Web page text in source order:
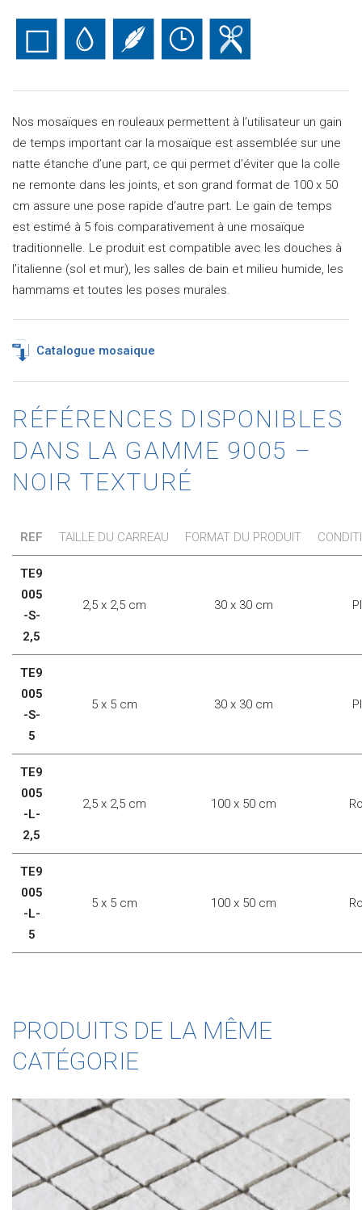
Nos mosaïques en rouleaux permettent à l’utilisateur un gain
de temps important car la mosaïque est assemblée sur une
natte étanche d’une part, ce qui permet d’éviter que la colle
ne remonte dans les joints, et son grand format de 100 x 50
cm assure une pose rapide d’autre part. Le gain de temps
est estimé à 5 fois comparativement à une mosaïque
traditionnelle. Le produit est compatible avec les douches à
l’italienne (sol et mur), les salles de bain et milieu humide, les
hammams et toutes les poses murales.
Catalogue mosaique
RÉFÉRENCES DISPONIBLES
DANS LA GAMME 9005 –
NOIR TEXTURÉ
REF TAILLE DU CARREAU FORMAT DU PRODUIT
TE9
005
-S-
2,5
2,5 x 2,5 cm 30 x 30 cm
TE9
005
-S-
5
5 x 5 cm 30 x 30 cm
TE9
005
-L-
2,5
2,5 x 2,5 cm 100 x 50 cm
TE9
005
-L-
5
5 x 5 cm 100 x 50 cm
PRODUITS DE LA MÊME
CATÉGORIE